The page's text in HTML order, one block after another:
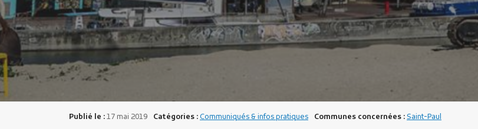
Publié le :17 mai 2019 Catégories :Communiqués & infos pratiques Communes concernées :Saint-Paul